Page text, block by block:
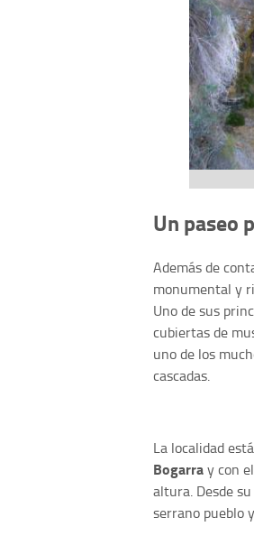
Un paseo
Además de
monumental y
Uno de sus
cubiertas de
uno de los
cascadas.
La localidad
Bogarray con
altura. Desde
serrano pueblo